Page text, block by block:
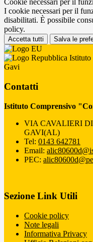
Cookie necessari per il
I cookie necessari per il
disabilitati. È possibile
policy.
Accetta tutti Salva le
Istituto
Gavi
Contatti
Istituto Comprensivo
VIA CAVALIERI
GAVI(AL)
Tel: 0143 642781
Email:
PEC:
Sezione Link Utili
Cookie policy
Note legali
Informativa Privacy